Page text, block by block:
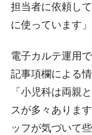
担当者に依頼し
に使っています
電子カルテ運用
記事項欄による
「小児科は両親
スが多々ありま
ッフが気づいて